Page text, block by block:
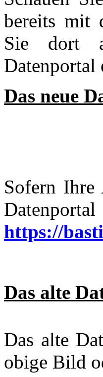
bereits mit
Sie dort
Datenportal
Das neue
Sofern Ihre
https://
Das alte
Das alte
obige Bild